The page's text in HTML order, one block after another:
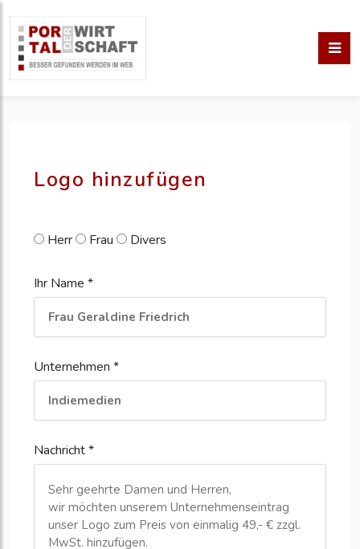
erstellen
Logo hinzufügen
Herr Frau Divers
Ihr Name *
Unternehmen *
Nachricht *